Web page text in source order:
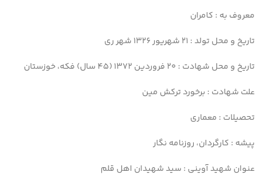
معروف به : کامران
تاریخ و محل تولد : 21 شهریور 1326 شهر ری
تاریخ و محل شهادت : 20 فروردین 1372 (45 سال) فکه، خوزستان
علت شهادت : برخورد ترکش مین
تحصیلات : معماری
پیشه : کارگردان، روزنامه نگار
عنوان شهید آوینی : سید شهیدان اهل قلم